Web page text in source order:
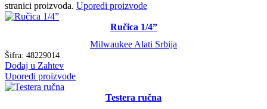
stranici proizvoda. Uporedi proizvode
Ručica 1/4”
Milwaukee Alati Srbija
Šifra: 48229014
Dodaj u Zahtev
Uporedi proizvode
Testera ručna